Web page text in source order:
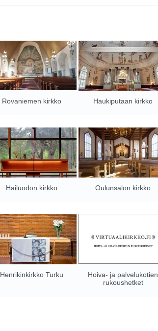
Rovaniemen kirkko Haukiputaan kirkko
Hailuodon kirkko Oulunsalon kirkko
Henrikinkirkko Turku
Hoiva- ja palvelukotien
rukoushetket